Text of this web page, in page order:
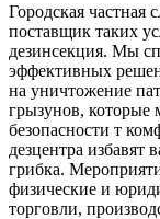
Городская
поставщик таких
дезинсекция. Мы
эффективных
на уничтожение
грызунов, которые
безопасности т
дезцентра избавят
грибка.
физические и
торговли,